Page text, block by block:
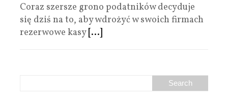
Coraz szersze grono podatników decyduje
się dziś na to, aby wdrożyć w swoich firmach
rezerwowe kasy [...]